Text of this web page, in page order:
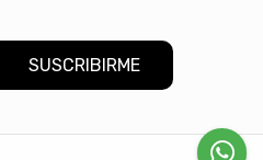
SUSCRIBIRME